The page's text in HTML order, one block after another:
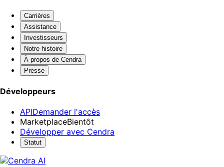
Carrières
Assistance
Investisseurs
Notre histoire
À propos de Cendra
Presse
Développeurs
APIDemander l'accès
MarketplaceBientôt
Développer avec Cendra
Statut